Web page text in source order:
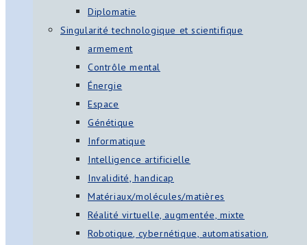
Diplomatie
Singularité technologique et scientifique
armement
Contrôle mental
Énergie
Espace
Génétique
Informatique
Intelligence artificielle
Invalidité, handicap
Matériaux/molécules/matières
Réalité virtuelle, augmentée, mixte
Robotique, cybernétique, automatisation,